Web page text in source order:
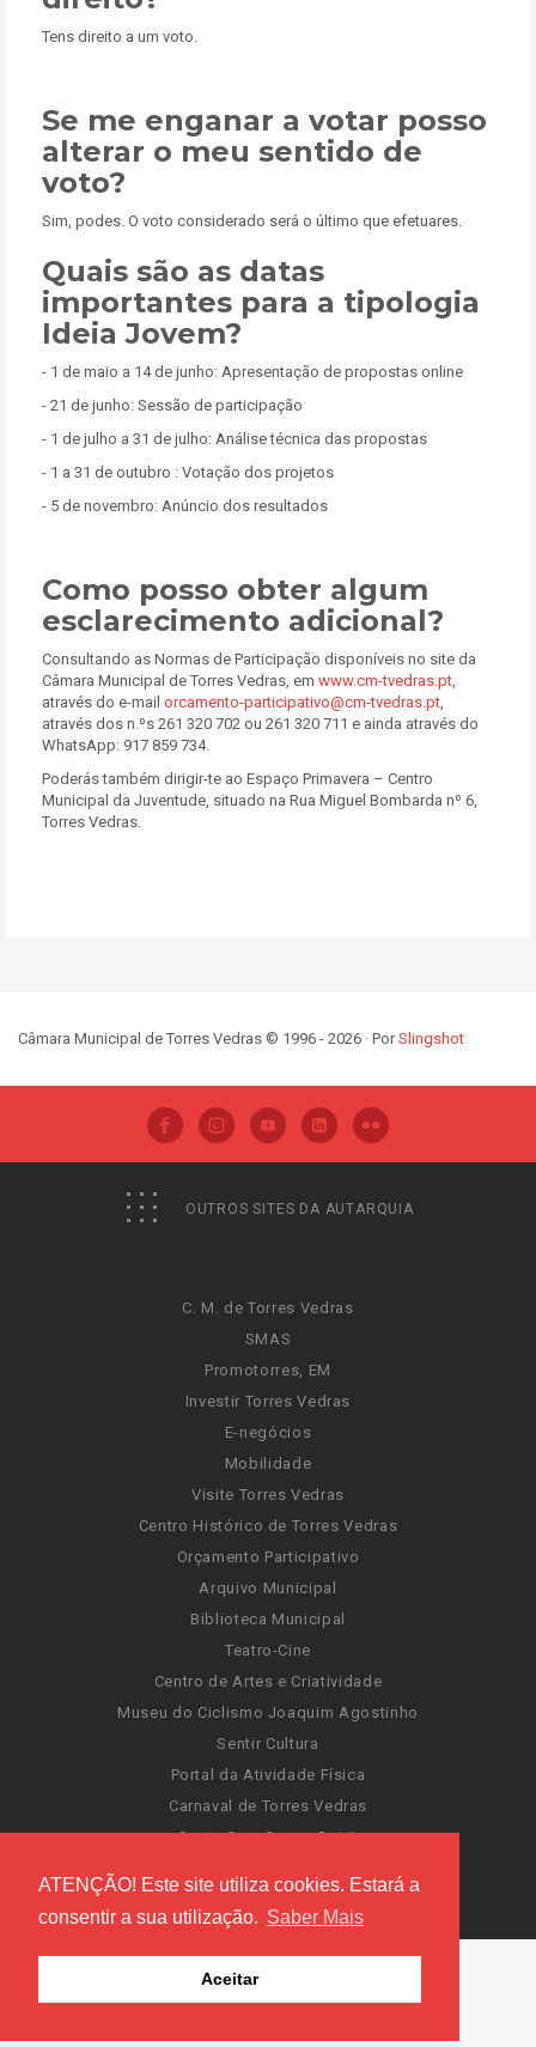
ATENÇÃO! Este site utiliza cookies. Estará a
consentir a sua utilização. Saber Mais
Aceitar
Tens direito a um voto.
Se me enganar a votar posso
alterar o meu sentido de
voto?
Sim, podes. O voto considerado será o último que efetuares.
Quais são as datas
importantes para a tipologia
Ideia Jovem?
- 1 de maio a 14 de junho: Apresentação de propostas online
- 21 de junho: Sessão de participação
- 1 de julho a 31 de julho: Análise técnica das propostas
- 1 a 31 de outubro : Votação dos projetos
- 5 de novembro: Anúncio dos resultados
Como posso obter algum
esclarecimento adicional?
Consultando as Normas de Participação disponíveis no site da
Câmara Municipal de Torres Vedras, em www.cm-tvedras.pt,
através do e-mail orcamento-participativo@cm-tvedras.pt,
através dos n.ºs 261 320 702 ou 261 320 711 e ainda através do
WhatsApp: 917 859 734.
Poderás também dirigir-te ao Espaço Primavera – Centro
Municipal da Juventude, situado na Rua Miguel Bombarda nº 6,
Torres Vedras.
Câmara Municipal de Torres Vedras © 1996 - 2026 · PorSlingshot
OUTROS SITES DA AUTARQUIA
C. M. de Torres Vedras
SMAS
Promotorres, EM
Investir Torres Vedras
E-negócios
Mobilidade
Visite Torres Vedras
Centro Histórico de Torres Vedras
Orçamento Participativo
Arquivo Municipal
Biblioteca Municipal
Teatro-Cine
Centro de Artes e Criatividade
Museu do Ciclismo Joaquim Agostinho
Sentir Cultura
Portal da Atividade Física
Carnaval de Torres Vedras
Santa Cruz Ocean Spirit